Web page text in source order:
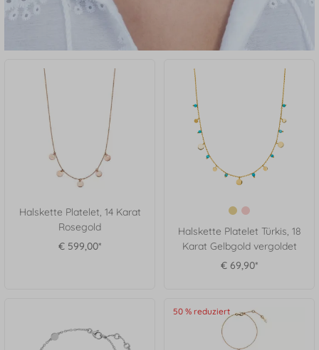
Halskette Platelet, 14 Karat
Rosegold
€ 599,00*
Halskette Platelet Türkis, 18
Karat Gelbgold vergoldet
€ 69,90*
50 % reduziert